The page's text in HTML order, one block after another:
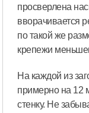
просверлена
вворачивается
по такой же
крепежи
На каждой из
примерно на 12
стенку. Не